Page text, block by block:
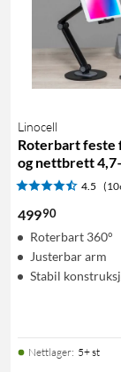
Linocell
Roterbart feste
og nettbrett
4.5
49990
Roterbart 360°
Justerbar arm
Stabil
Nettlager: 5+ st